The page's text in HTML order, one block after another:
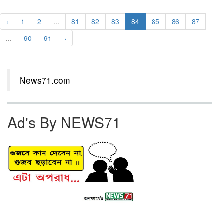
‹ 1 2 ... 81 82 83 84 85 86
87
...
90 91 ›
News71.com
Ad's By NEWS71